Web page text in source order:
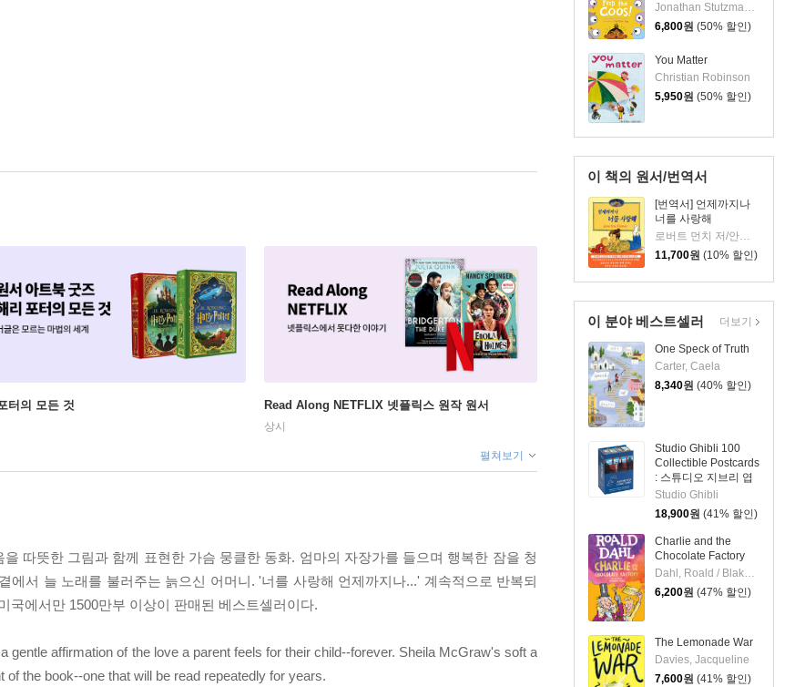
Jonathan Stutzman/ Heather Fox (ILT)
6,800원 (50% 할인)
You Matter
Christian Robinson
5,950원 (50% 할인)
이 책의 원서/번역서
[번역서] 언제까지나
너를 사랑해
로버트 먼치 저/안토니 루이스 그림/김숙 역
11,700원 (10% 할인)
이 분야 베스트셀러
One Speck of Truth
Carter, Caela
8,340원 (40% 할인)
Studio Ghibli 100
Collectible Postcards
: 스튜디오 지브리 엽
서 100장 세트 (소장
용 포스트 카드 박스
세트)
Studio Ghibli
18,900원 (41% 할인)
Charlie and the
Chocolate Factory
6,200원 (47% 할인)
The Lemonade War
Davies, Jacqueline
7,600원 (41% 할인)
더보기
터의 모든 것 Read Along NETFLIX 넷플릭스 원작 원서
상시
펼쳐보기
따뜻한 그림과 함께 표현한 가슴 뭉클한 동화. 엄마의 자장가를 들으며 행복한 잠을 청
에서 늘 노래를 불러주는 늙으신 어머니. '너를 사랑해 언제까지나...' 계속적으로 반복되
국에서만 1500만부 이상이 판매된 베스트셀러이다.
affirmation of the love a parent feels for their child--forever. Sheila McGraw's soft a
the book--one that will be read repeatedly for years.